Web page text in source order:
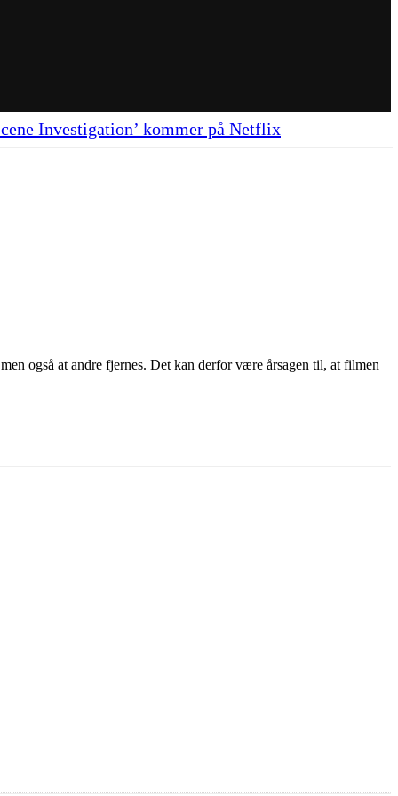
Investigation’ kommer på Netflix
også at andre fjernes. Det kan derfor være årsagen til, at filmen